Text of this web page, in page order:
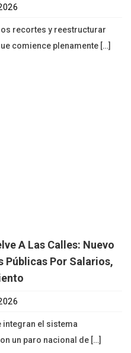
recortes y reestructurar
comience plenamente […]
A Las Calles: Nuevo
Públicas Por Salarios,
integran el sistema
un paro nacional de […]